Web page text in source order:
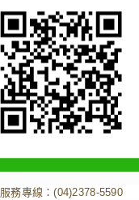
服務專線：(04)2378-5590